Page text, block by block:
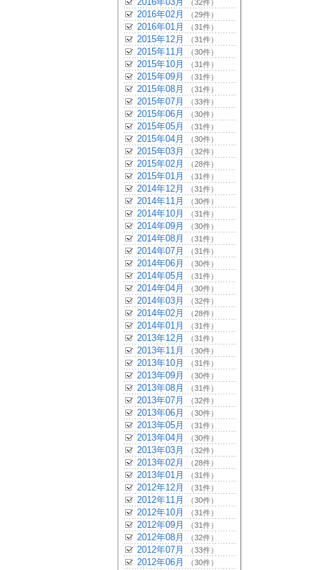
（32件）
2016年02月 （29件）
2016年01月 （31件）
2015年12月 （31件）
2015年11月 （30件）
2015年10月 （31件）
2015年09月 （31件）
2015年08月 （31件）
2015年07月 （33件）
2015年06月 （30件）
2015年05月 （31件）
2015年04月 （30件）
2015年03月 （32件）
2015年02月 （28件）
2015年01月 （31件）
2014年12月 （31件）
2014年11月 （30件）
2014年10月 （31件）
2014年09月 （30件）
2014年08月 （31件）
2014年07月 （31件）
2014年06月 （30件）
2014年05月 （31件）
2014年04月 （30件）
2014年03月 （32件）
2014年02月 （28件）
2014年01月 （31件）
2013年12月 （31件）
2013年11月 （30件）
2013年10月 （31件）
2013年09月 （30件）
2013年08月 （31件）
2013年07月 （32件）
2013年06月 （30件）
2013年05月 （31件）
2013年04月 （30件）
2013年03月 （32件）
2013年02月 （28件）
2013年01月 （31件）
2012年12月 （31件）
2012年11月 （30件）
2012年10月 （31件）
2012年09月 （31件）
2012年08月 （32件）
2012年07月 （33件）
2012年06月 （30件）